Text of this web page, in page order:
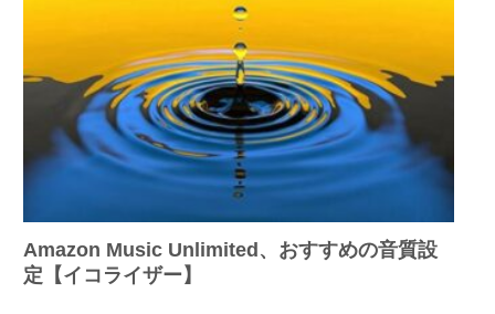
Amazon Music Unlimited、おすすめの音質設
定【イコライザー】